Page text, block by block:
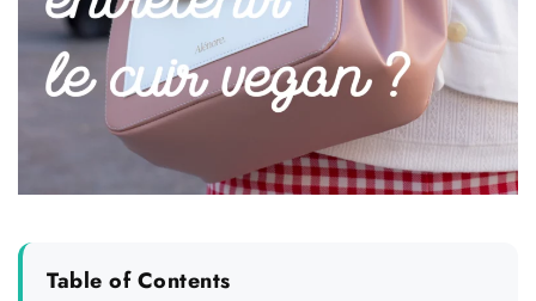
Table of Contents